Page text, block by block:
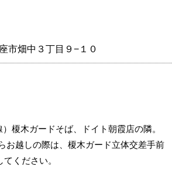
市畑中３丁目９−１０
榎木ガードそば、ドイト朝霞店の隣。
お越しの際は、榎木ガード立体交差手前
ください。